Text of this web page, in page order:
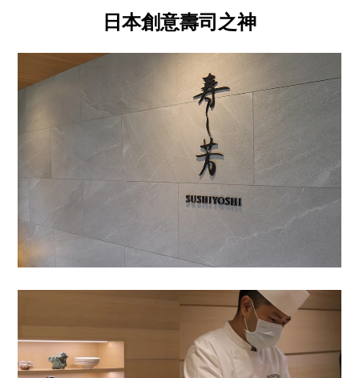
日本創意壽司之神